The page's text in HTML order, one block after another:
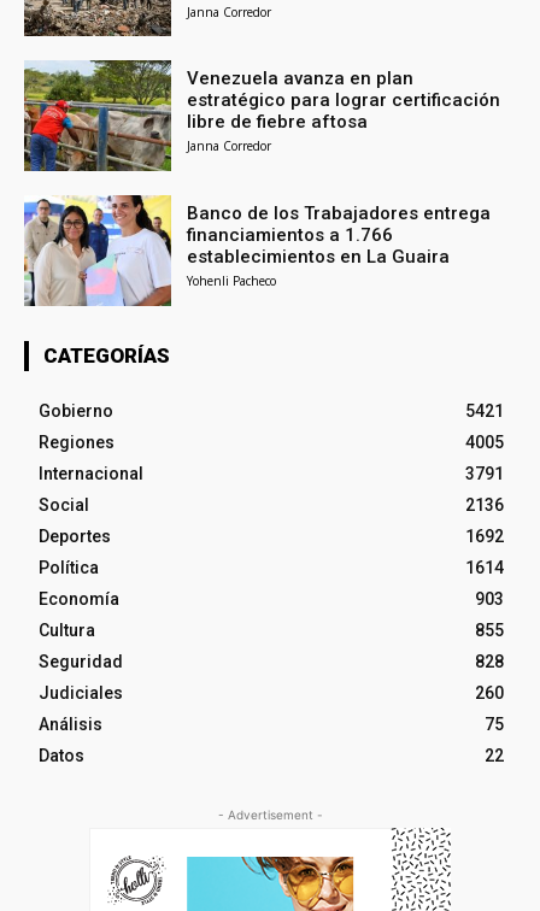
Janna Corredor
Venezuela avanza en plan
estratégico para lograr certificación
libre de fiebre aftosa
Janna Corredor
Banco de los Trabajadores entrega
financiamientos a 1.766
establecimientos en La Guaira
Yohenli Pacheco
CATEGORÍAS
Gobierno
5421
Regiones
4005
Internacional
3791
Social
2136
Deportes
1692
Política
1614
Economía
903
Cultura
855
Seguridad
828
Judiciales
260
Análisis
75
Datos
22
- Advertisement -